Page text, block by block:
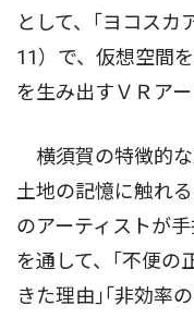
として、｢ヨコスカ
11）で、仮想空間
を生み出すＶＲア
横須賀の特徴的な
土地の記憶に触れ
のアーティストが
を通して、｢不便の
きた理由｣｢非効率